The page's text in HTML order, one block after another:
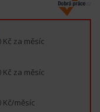
Kč za měsíc
Kč za měsíc
Kč/měsíc